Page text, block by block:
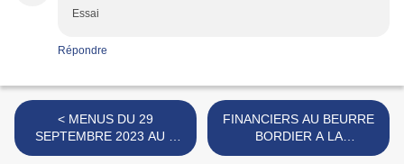
Essai
Répondre
< MENUS DU 29
SEPTEMBRE 2023 AU 5
OCTOBRE 2023
FINANCIERS AU BEURRE
BORDIER A LA
FRAMBOISE >